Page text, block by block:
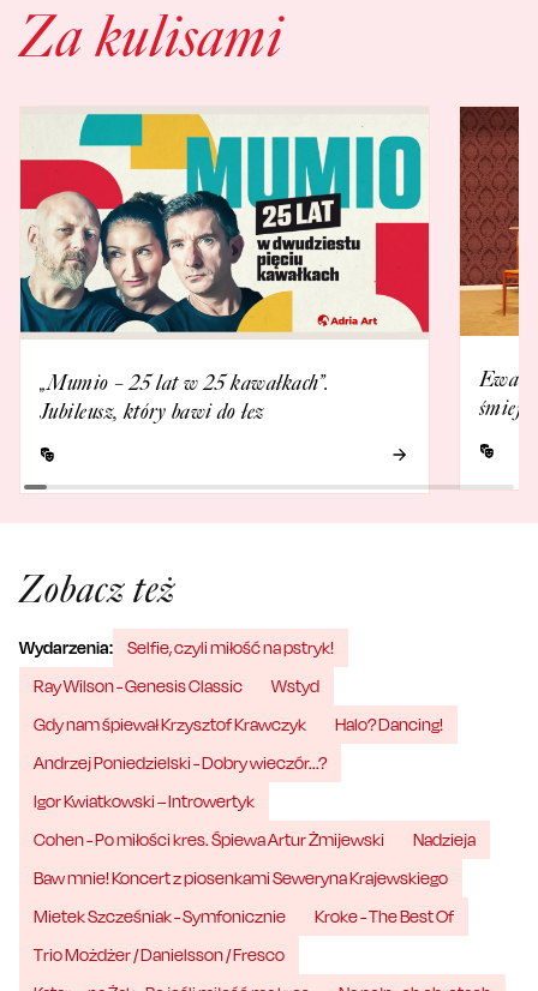
Za kulisami
„Mumio – 25 lat w 25 kawałkach”.
Jubileusz, który bawi do łez
Ewa
śmieje
Zobacz też
Wydarzenia:
Selfie, czyli miłość na pstryk!
Ray Wilson - Genesis Classic
Wstyd
Gdy nam śpiewał Krzysztof Krawczyk
Halo? Dancing!
Andrzej Poniedzielski - Dobry wieczór...?
Igor Kwiatkowski – Introwertyk
Cohen - Po miłości kres. Śpiewa Artur Żmijewski
Nadzieja
Baw mnie! Koncert z piosenkami Seweryna Krajewskiego
Mietek Szcześniak - Symfonicznie
Kroke - The Best Of
Trio Możdżer / Danielsson / Fresco